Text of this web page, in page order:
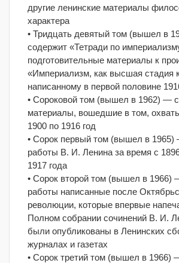
другие ленинские материалы
характера
• Тридцать девятый том (вышел в
содержит «Тетради по
подготовительные материалы к
«Империализм, как высшая стадия
написанному в первой половине
• Сороковой том (вышел в 1962) —
материалы, вошедшие в том,
1900 по 1916 год
• Сорок первый том (вышел в
работы В. И. Ленина за время с
1917 года
• Сорок второй том (вышел в 1966)
работы написанные после
революции, которые впервые
Полном собрании сочинений В. И.
были опубликованы в Ленинских
журналах и газетах
• Сорок третий том (вышел в 1966)